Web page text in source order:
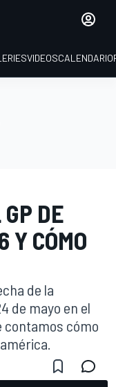
VIDEOSCALENDARIO
DE
Y CÓMO
de la
de mayo en el
contamos cómo